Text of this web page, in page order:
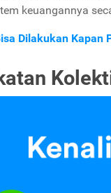
keuangannya
Dilakukan Kapan